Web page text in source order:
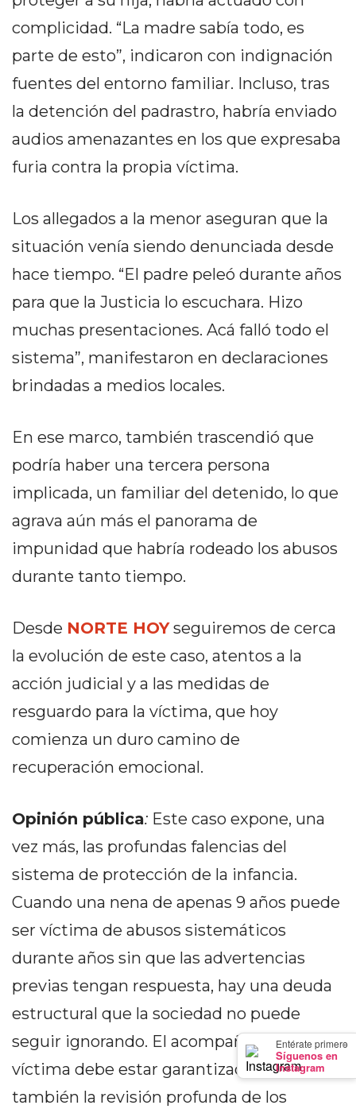
×
Entérate primero
Síguenos en
Instagram
NORTE
HOY
HORA
NOTICIAS
ROJAS
NOTICIAS
ARRECIFES
NOTICIAS
ZÁRATE
Y
CAMPANA
ZÁRATE
NOTICIAS
DE
EXALTACIÓN
DE
LA
(BUENOS
AIRES)
EL
GIMNASIO
DE
PERGAMINO
PRECIOS
EN
SUPLEMENTOS
EN
PERGAMINO
SUPLEMENTOS
PERGAMINO:
LOS
PRECIOS
WHEY
complicidad. “La madre sabía todo, es
parte de esto”, indicaron con indignación
fuentes del entorno familiar. Incluso, tras
la detención del padrastro, habría enviado
audios amenazantes en los que expresaba
furia contra la propia víctima.
Los allegados a la menor aseguran que la
situación venía siendo denunciada desde
hace tiempo. “El padre peleó durante años
para que la Justicia lo escuchara. Hizo
muchas presentaciones. Acá falló todo el
sistema”, manifestaron en declaraciones
brindadas a medios locales.
En ese marco, también trascendió que
podría haber una tercera persona
implicada, un familiar del detenido, lo que
agrava aún más el panorama de
impunidad que habría rodeado los abusos
durante tanto tiempo.
Desde NORTE HOYseguiremos de cerca
la evolución de este caso, atentos a la
acción judicial y a las medidas de
resguardo para la víctima, que hoy
comienza un duro camino de
recuperación emocional.
Opinión pública: Este caso expone, una
vez más, las profundas falencias del
sistema de protección de la infancia.
Cuando una nena de apenas 9 años puede
ser víctima de abusos sistemáticos
durante años sin que las advertencias
previas tengan respuesta, hay una deuda
estructural que la sociedad no puede
seguir ignorando. El acompañamiento a la
víctima debe estar garantizado, pero
también la revisión profunda de los